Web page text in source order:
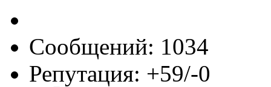
Сообщений: 1034
Репутация: +59/-0